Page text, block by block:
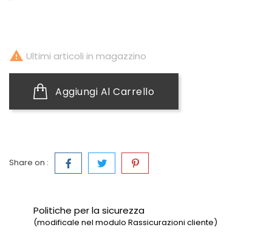
 Ultimi articoli in magazzino
Aggiungi Al Carrello
Share on :
Politiche per la sicurezza
(modificale nel modulo Rassicurazioni cliente)